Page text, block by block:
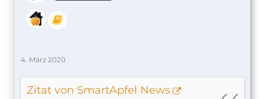
4. März 2020
Zitat von SmartApfel News